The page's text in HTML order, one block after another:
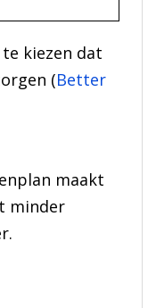
kiezen dat
(Better
maakt
minder